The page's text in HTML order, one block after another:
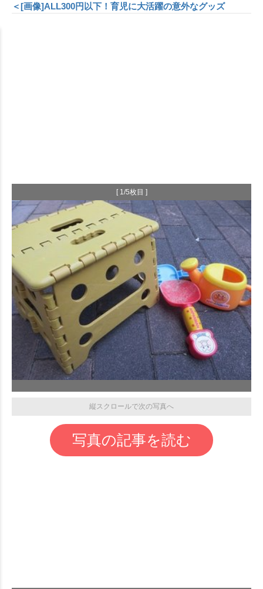
＜[画像]ALL300円以下！育児に大活躍の意外なグッズ
[ 1/5枚目 ]
縦スクロールで次の写真へ
写真の記事を読む